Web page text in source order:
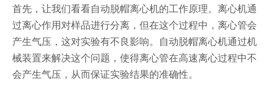
首先，让我们看看自动脱帽离心机的工作原理。离心机通
过离心作用对样品进行分离，但在这个过程中，离心管会
产生气压，这对实验有不良影响。自动脱帽离心机通过机
械装置来解决这个问题，使得离心管在高速离心过程中不
会产生气压，从而保证实验结果的准确性。